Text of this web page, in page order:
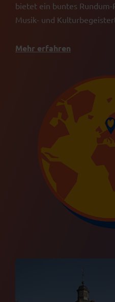
bietet ein buntes
Musik- und
Mehr erfahren